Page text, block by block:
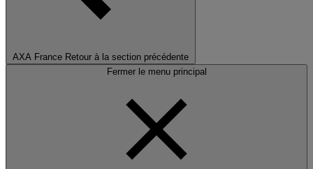
AXA France Retour à la section précédente
Fermer le menu principal